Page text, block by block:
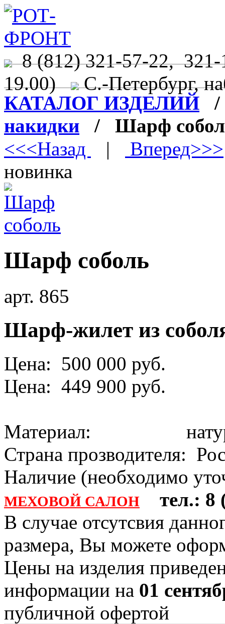
8 (812) 321-57-22,
19.00) С.-Петербург,
КАТАЛОГ ИЗДЕЛИЙ
накидки / Шарф
<<<Назад
|
Вперед>>>
новинка
Шарф соболь
арт. 865
Шарф-жилет из
Цена: 500 000 руб.
Цена: 449 900 руб.
Материал:
Страна прозводителя:
Наличие (необходимо
МЕХОВОЙ САЛОН
тел.: 8
В случае отсутсвия
размера, Вы можете
Цены на изделия
информации на 01
публичной офертой